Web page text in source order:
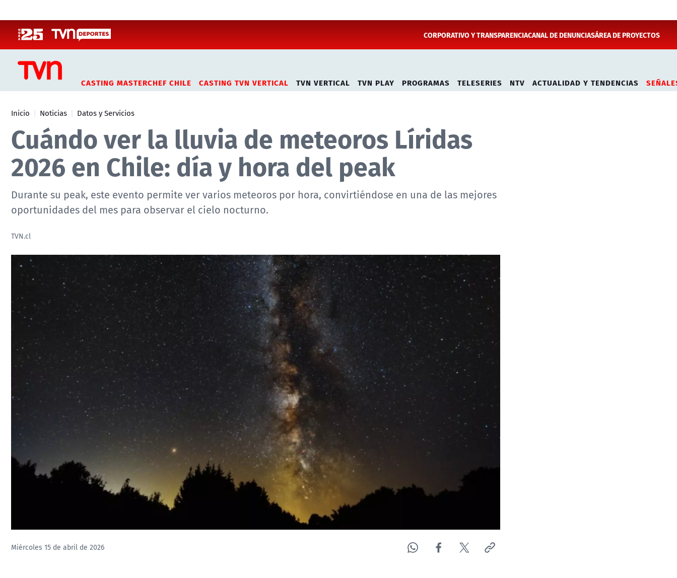
CORPORATIVO Y TRANSPARENCIACANAL DE DENUNCIASÁREA DE PROYECTOS
CASTING MASTERCHEF CHILE CASTING TVN VERTICAL TVN VERTICAL TVN PLAY PROGRAMAS TELESERIES NTV ACTUALIDAD Y TENDENCIAS
Inicio Noticias Datos y Servicios
Cuándo ver la lluvia de meteoros Líridas
2026 en Chile: día y hora del peak
Durante su peak, este evento permite ver varios meteoros por hora, convirtiéndose en una de las mejores
oportunidades del mes para observar el cielo nocturno.
TVN.cl
Miércoles 15 de abril de 2026